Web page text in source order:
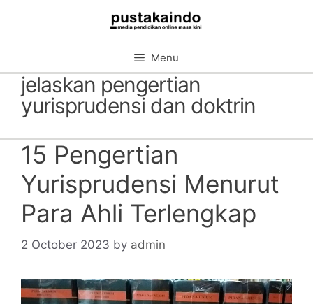
Menu
jelaskan pengertian
yurisprudensi dan doktrin
15 Pengertian
Yurisprudensi Menurut
Para Ahli Terlengkap
2 October 2023 by admin